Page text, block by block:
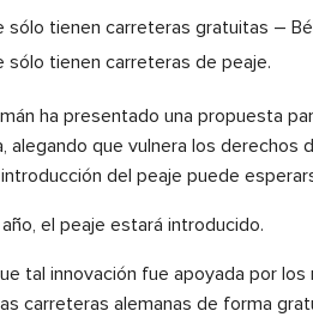
sólo tienen carreteras gratuitas –
sólo tienen carreteras de peaje.
ha presentado una propuesta
alegando que vulnera los derechos
del peaje puede
el peaje estará introducido.
tal innovación fue apoyada por
carreteras alemanas de forma